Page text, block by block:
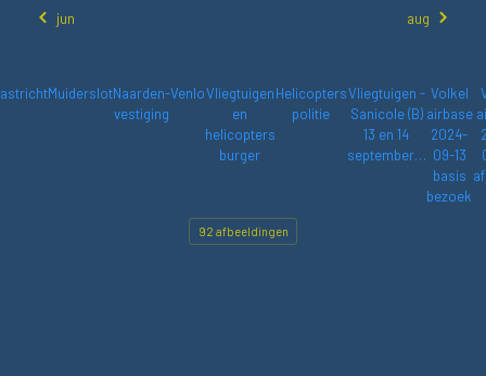
jun aug
MuiderslotNaarden-
vestiging
VenloVliegtuigen
en
helicopters
burger
Helicopters
politie
Vliegtuigen -
Sanicole (B)
13 en 14
september…
Volkel
airbase
2024-
09-13
basis
bezoek
92 afbeeldingen